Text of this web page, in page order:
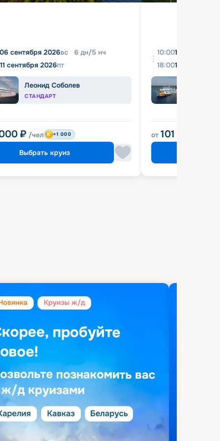
06 сентября 2026вс 6 дн/5 нч
11 сентября 2026пт
Леонид Соболев
СТАНДАРТ
₽ /чел +1 000
Выбрать круиз
10:0010 августа
18:0016 августа
от 101 900